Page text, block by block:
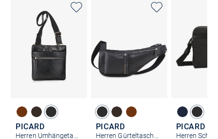
PICARD PICARD PICARD